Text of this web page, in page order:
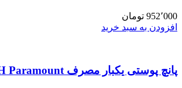
952٬000 تومان
افزودن به سبد خرید
پانچ پوستی یکبار مصرف 3m 3-PUNCH Paramount